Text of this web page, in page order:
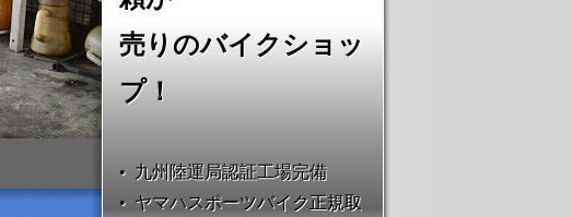
売りのバイクショッ
プ！
• 九州陸運局認証工場完備
• ヤマハスポーツバイク正規取